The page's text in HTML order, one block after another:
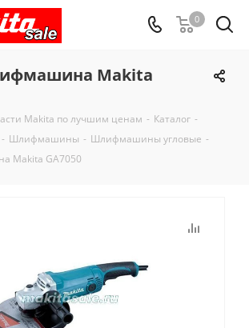
0
Makita
Makita по лучшим ценам - Каталог -
- Шлифмашины - Шлифмашины угловые -
Makita GA7050